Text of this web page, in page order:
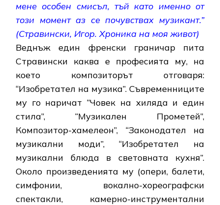
мене особен смисъл, тъй като именно от
този момент аз се почувствах музикант.”
(Стравински, Игор. Хроника на моя живот)
Веднъж един френски граничар пита
Стравински каква е професията му, на
което композиторът отговаря:
“Изобретател на музика”. Съвременниците
му го наричат “Човек на хиляда и един
стила”, “Музикален Прометей”,
Композитор-хамелеон”, “Законодател на
музикални моди”, “Изобретател на
музикални блюда в световната кухня”.
Около произведенията му (опери, балети,
симфонии, вокално-хореографски
спектакли, камерно-инструментални